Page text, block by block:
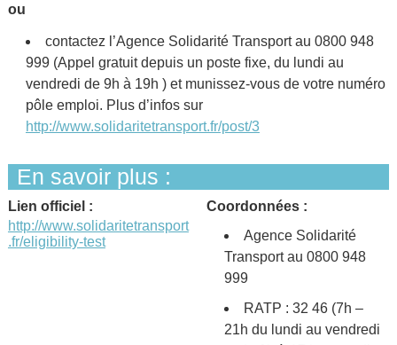
ou
contactez l’Agence Solidarité Transport au 0800 948
999 (Appel gratuit depuis un poste fixe, du lundi au
vendredi de 9h à 19h ) et munissez-vous de votre numéro
pôle emploi. Plus d’infos sur
http://www.solidaritetransport.fr/post/3
En savoir plus :
Lien officiel :
http://www.solidaritetransport
.fr/eligibility-test
Coordonnées :
Agence Solidarité
Transport au 0800 948
999
RATP : 32 46 (7h –
21h du lundi au vendredi